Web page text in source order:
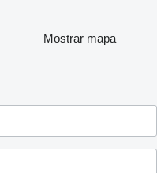
Mostrar mapa